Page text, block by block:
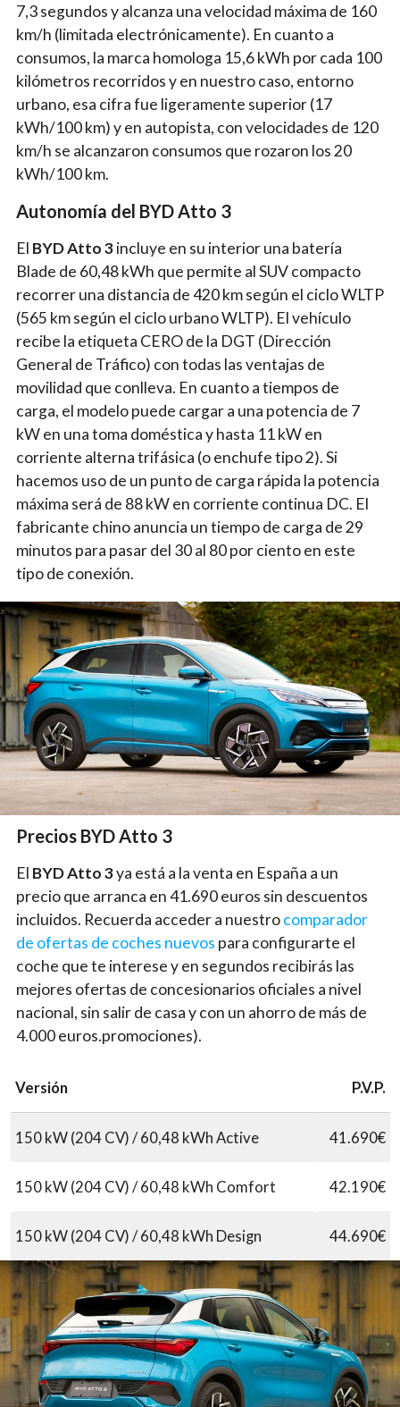
7,3 segundos y alcanza una velocidad máxima de 160
km/h (limitada electrónicamente). En cuanto a
consumos, la marca homologa 15,6 kWh por cada 100
kilómetros recorridos y en nuestro caso, entorno
urbano, esa cifra fue ligeramente superior (17
kWh/100 km) y en autopista, con velocidades de 120
km/h se alcanzaron consumos que rozaron los 20
kWh/100 km.
Autonomía del BYD Atto 3
El BYD Atto 3incluye en su interior una batería
Blade de 60,48 kWh que permite al SUV compacto
recorrer una distancia de 420 km según el ciclo WLTP
(565 km según el ciclo urbano WLTP). El vehículo
recibe la etiqueta CERO de la DGT (Dirección
General de Tráfico) con todas las ventajas de
movilidad que conlleva. En cuanto a tiempos de
carga, el modelo puede cargar a una potencia de 7
kW en una toma doméstica y hasta 11 kW en
corriente alterna trifásica (o enchufe tipo 2). Si
hacemos uso de un punto de carga rápida la potencia
máxima será de 88 kW en corriente continua DC. El
fabricante chino anuncia un tiempo de carga de 29
minutos para pasar del 30 al 80 por ciento en este
tipo de conexión.
Precios BYD Atto 3
El BYD Atto 3ya está a la venta en España a un
precio que arranca en 41.690 euros sin descuentos
incluidos. Recuerda acceder a nuestrocomparador
de ofertas de coches nuevos para configurarte el
coche que te interese y en segundos recibirás las
mejores ofertas de concesionarios oficiales a nivel
nacional, sin salir de casa y con un ahorro de más de
4.000 euros.promociones).
Versión P.V.P.
150 kW (204 CV) / 60,48 kWh Active 41.690€
150 kW (204 CV) / 60,48 kWh Comfort 42.190€
150 kW (204 CV) / 60,48 kWh Design 44.690€